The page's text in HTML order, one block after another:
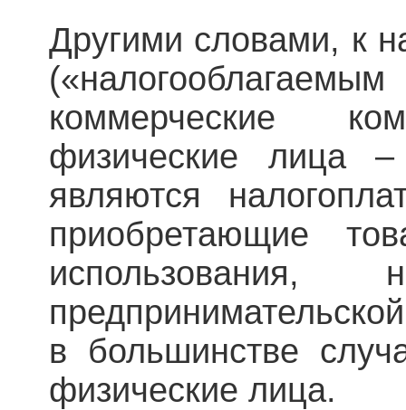
Другими словами, к
коммерческие
физические лица
являются
приобретающие
в большинстве
физические лица.